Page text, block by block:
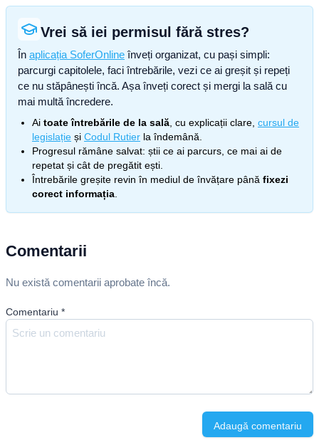
Vrei să iei permisul fără stres?
În aplicația SoferOnline înveți organizat, cu pași simpli:
parcurgi capitolele, faci întrebările, vezi ce ai greșit și repeți
ce nu stăpânești încă. Așa înveți corect și mergi la sală cu
mai multă încredere.
Ai toate întrebările de la sală , cu explicații clare, cursul de
legislație și Codul Rutier la îndemână.
Progresul rămâne salvat: știi ce ai parcurs, ce mai ai de
repetat și cât de pregătit ești.
Întrebările greșite revin în mediul de învățare până fixezi
corect informația
Comentarii
Nu există comentarii aprobate încă.
Comentariu *
Adaugă comentariu